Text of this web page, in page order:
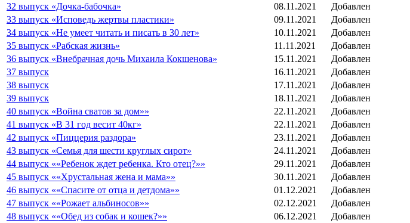
32 выпуск «Дочка-бабочка»
08.11.2021
Добавлен
33 выпуск «Исповедь жертвы пластики»
09.11.2021
Добавлен
34 выпуск «Не умеет читать и писать в 30 лет»
10.11.2021
Добавлен
35 выпуск «Рабская жизнь»
11.11.2021
Добавлен
36 выпуск «Внебрачная дочь Михаила Кокшенова»
15.11.2021
Добавлен
37 выпуск
16.11.2021
Добавлен
38 выпуск
17.11.2021
Добавлен
39 выпуск
18.11.2021
Добавлен
40 выпуск «Война сватов за дом»»
22.11.2021
Добавлен
41 выпуск «В 31 год весит 40кг»
22.11.2021
Добавлен
42 выпуск «Пиццерия раздора»
23.11.2021
Добавлен
43 выпуск «Семья для шести круглых сирот»
24.11.2021
Добавлен
44 выпуск ««Ребенок ждет ребенка. Кто отец?»»
29.11.2021
Добавлен
45 выпуск ««Хрустальная жена и мама»»
30.11.2021
Добавлен
46 выпуск ««Спасите от отца и детдома»»
01.12.2021
Добавлен
47 выпуск ««Рожает альбиносов»»
02.12.2021
Добавлен
48 выпуск ««Обед из собак и кошек?»»
06.12.2021
Добавлен